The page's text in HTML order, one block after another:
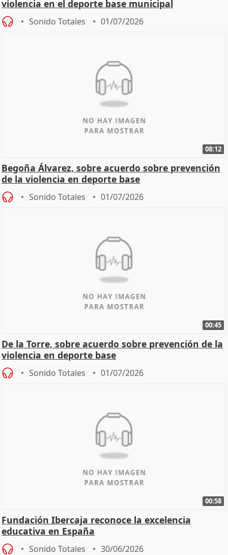
violencia en el deporte base municipal
Sonido Totales 01/07/2026
08:12
Begoña Álvarez, sobre acuerdo sobre prevención
de la violencia en deporte base
Sonido Totales 01/07/2026
00:45
De la Torre, sobre acuerdo sobre prevención de la
violencia en deporte base
Sonido Totales 01/07/2026
00:58
Fundación Ibercaja reconoce la excelencia
educativa en España
Sonido Totales 30/06/2026